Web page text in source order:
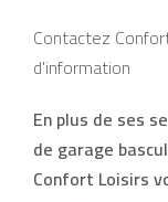
Contactez
d'information
En plus de ses
de garage
Confort Loisirs